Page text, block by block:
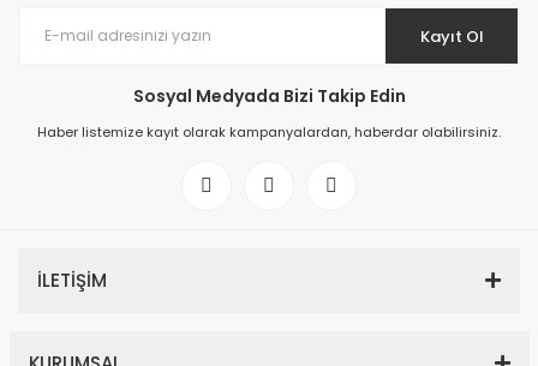
Kayıt Ol
Sosyal Medyada Bizi Takip Edin
Haber listemize kayıt olarak kampanyalardan, haberdar olabilirsiniz.
İLETİŞİM